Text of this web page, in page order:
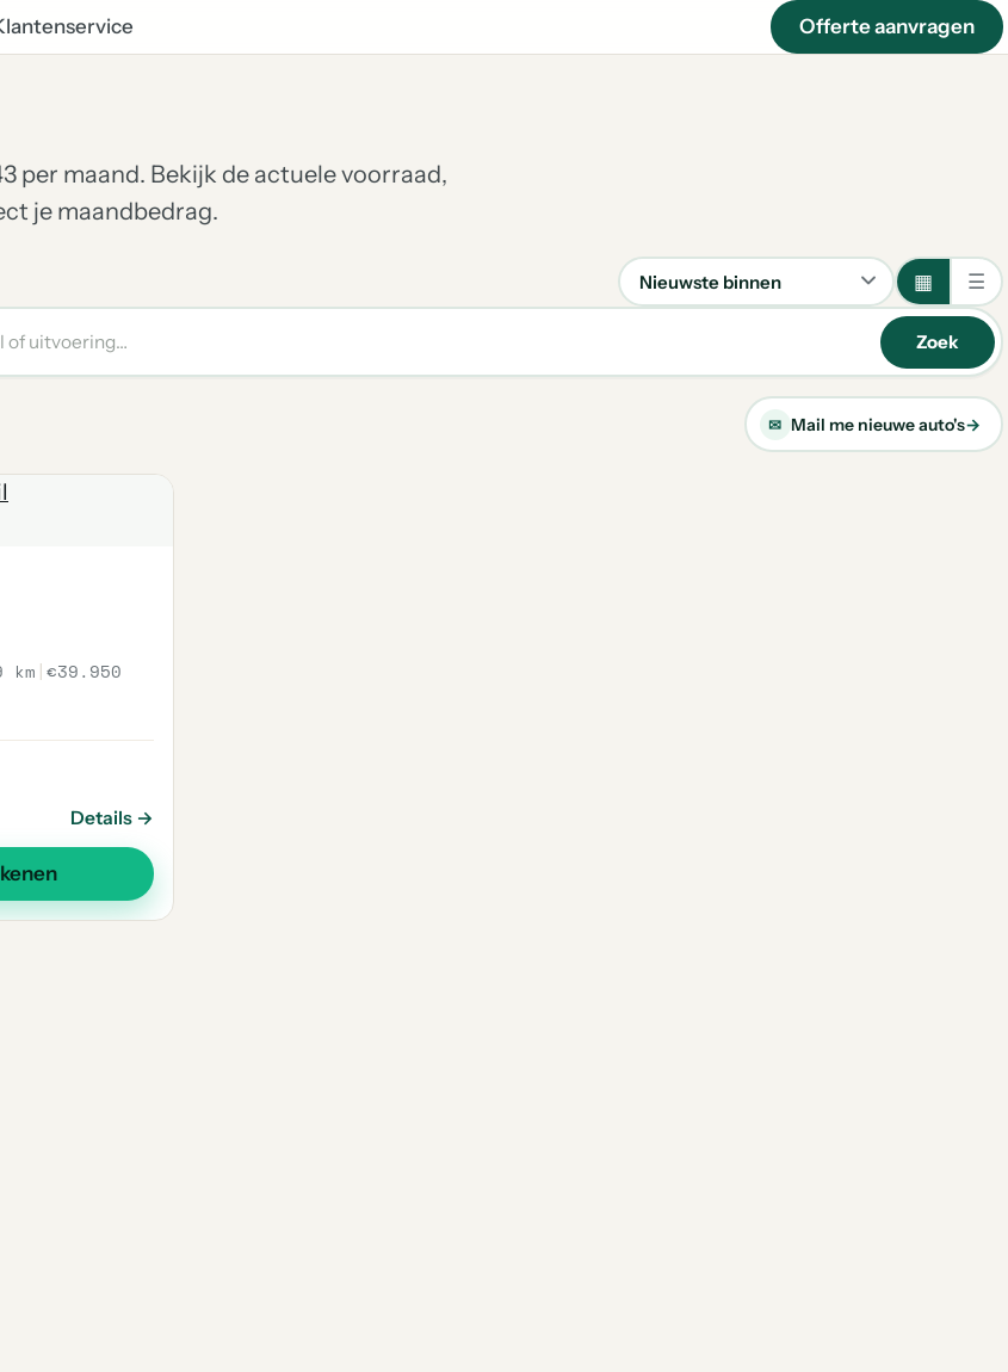
Offerte aanvragen
per maand. Bekijk de actuele voorraad,
je maandbedrag.
Sorteren
▦ ☰
Zoek
✉ Mail me nieuwe auto's→
km |€39.950
Details →